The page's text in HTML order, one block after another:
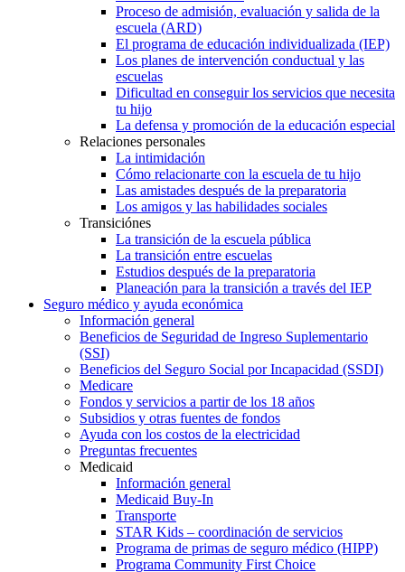
Proceso de admisión, evaluación y salida de la
escuela (ARD)
El programa de educación individualizada (IEP)
Los planes de intervención conductual y las
escuelas
Dificultad en conseguir los servicios que necesita
tu hijo
La defensa y promoción de la educación especial
Relaciones personales
La intimidación
Cómo relacionarte con la escuela de tu hijo
Las amistades después de la preparatoria
Los amigos y las habilidades sociales
Transiciónes
La transición de la escuela pública
La transición entre escuelas
Estudios después de la preparatoria
Planeación para la transición a través del IEP
Seguro médico y ayuda económica
Información general
Beneficios de Seguridad de Ingreso Suplementario
(SSI)
Beneficios del Seguro Social por Incapacidad (SSDI)
Medicare
Fondos y servicios a partir de los 18 años
Subsidios y otras fuentes de fondos
Ayuda con los costos de la electricidad
Preguntas frecuentes
Medicaid
Información general
Medicaid Buy-In
Transporte
STAR Kids – coordinación de servicios
Programa de primas de seguro médico (HIPP)
Programa Community First Choice